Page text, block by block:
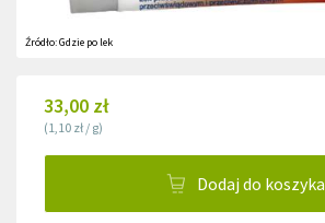
Źródło:Gdzie po lek
33,00 zł
(1,10 zł / g)
Dodaj do koszyka